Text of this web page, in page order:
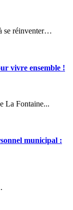
se réinventer…
vivre ensemble !
La Fontaine...
municipal :